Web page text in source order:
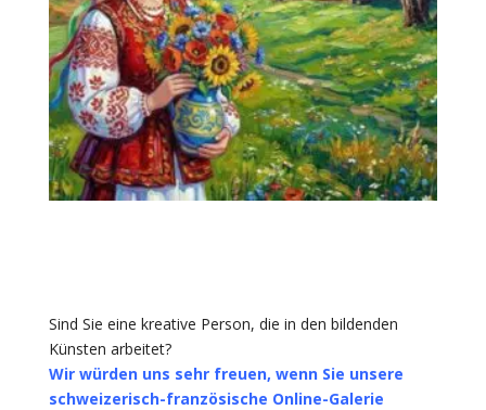
Sind Sie eine kreative Person, die in den bildenden
Künsten arbeitet?
Wir würden uns sehr freuen, wenn Sie unsere
schweizerisch-französische Online-Galerie